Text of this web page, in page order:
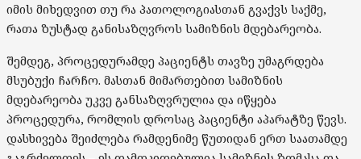
იმის მიხედვით თუ რა პათოლოგიასთან გვაქვს საქმე,
რათა ზუსტად განისაზღვროს სამიზნის მდებარეობა.
შემდეგ, პროცედურამდე პაციენტს თავზე უმაგრდება
მსუბუქი ჩარჩო. მასთან მიმართებით სამიზნის
მდებარეობა უკვე განსაზღვრულია და იწყება
პროცედურა, რომლის დროსაც პაციენტი აპარატზე წევს.
დასხივება შეიძლება რამდენიმე წუთიდან ერთ საათამდე